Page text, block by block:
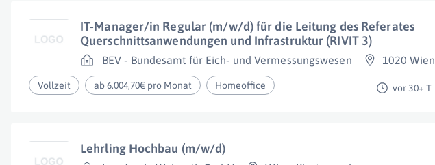
IT-Manager/in Regular (m/w/d) für die Leitung des Referates
Querschnittsanwendungen und Infrastruktur (RIVIT 3)
BEV - Bundesamt für Eich- und Vermessungswesen 1020 Wien
Vollzeit ab 6.004,70€ pro Monat Homeoffice vor 30+ T
Lehrling Hochbau (m/w/d)